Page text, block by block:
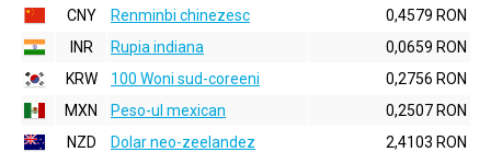
CNY
Renminbi chinezesc
0,4579 RON
INR
Rupia indiana
0,0659 RON
KRW
100 Woni sud-coreeni
0,2756 RON
MXN
Peso-ul mexican
0,2507 RON
NZD
Dolar neo-zeelandez
2,4103 RON